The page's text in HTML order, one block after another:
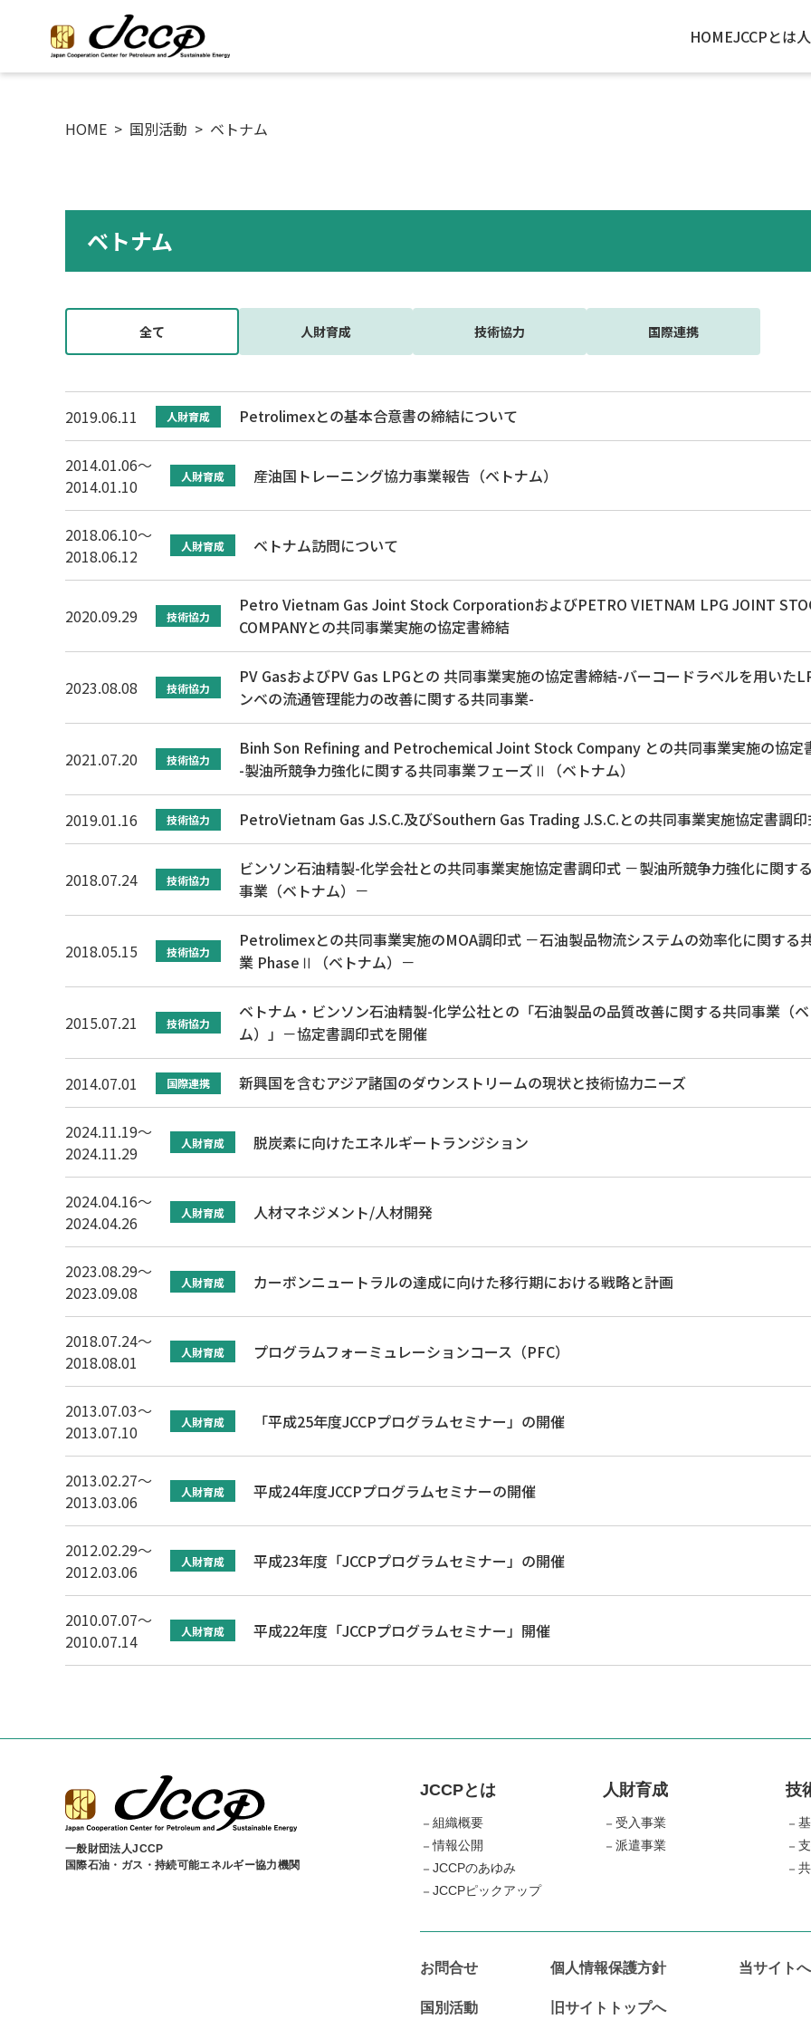
HOMEJCCPとは
HOME > 国別活動 > ベトナム
ベトナム
全て 人財育成 技術協力 国際連携
2019.06.11 人財育成 Petrolimexとの基本合意書の締結について
2014.01.06～
2014.01.10
人財育成 産油国トレーニング協力事業報告（ベトナム）
2018.06.10～
2018.06.12
人財育成 ベトナム訪問について
2020.09.29 技術協力
Petro Vietnam Gas Joint Stock CorporationおよびPETRO VIETNAM LPG JOINT
COMPANYとの共同事業実施の協定書締結
2023.08.08 技術協力
PV GasおよびPV Gas LPGとの 共同事業実施の協定書締結-バーコードラベルを用いた
ンベの流通管理能力の改善に関する共同事業-
2021.07.20 技術協力
Binh Son Refining and Petrochemical Joint Stock Company との共同事業実施の協定
-製油所競争力強化に関する共同事業フェーズⅡ（ベトナム）
2019.01.16 技術協力 PetroVietnam Gas J.S.C.及びSouthern Gas Trading J.S.C.との共同事業実施協定書調
2018.07.24 技術協力
ビンソン石油精製-化学会社との共同事業実施協定書調印式 －製油所競争力強化に関す
事業（ベトナム）－
2018.05.15 技術協力
Petrolimexとの共同事業実施のMOA調印式 －石油製品物流システムの効率化に関する
業 PhaseⅡ（ベトナム）－
2015.07.21 技術協力
ベトナム・ビンソン石油精製-化学公社との「石油製品の品質改善に関する共同事業（
ム）」－協定書調印式を開催
2014.07.01 国際連携 新興国を含むアジア諸国のダウンストリームの現状と技術協力ニーズ
2024.11.19～
2024.11.29
人財育成 脱炭素に向けたエネルギートランジション
2024.04.16～
2024.04.26
人財育成 人材マネジメント/人材開発
2023.08.29～
2023.09.08
人財育成 カーボンニュートラルの達成に向けた移行期における戦略と計画
2018.07.24～
2018.08.01
人財育成 プログラムフォーミュレーションコース（PFC）
2013.07.03～
2013.07.10
人財育成 「平成25年度JCCPプログラムセミナー」の開催
2013.02.27～
2013.03.06
人財育成 平成24年度JCCPプログラムセミナーの開催
2012.02.29～
2012.03.06
人財育成 平成23年度「JCCPプログラムセミナー」の開催
2010.07.07～
2010.07.14
人財育成 平成22年度「JCCPプログラムセミナー」開催
一般財団法人JCCP
国際石油・ガス・持続可能エネルギー協力機関
JCCPとは
組織概要
情報公開
JCCPのあゆみ
JCCPピックアップ
人財育成
受入事業
派遣事業
技
お問合せ 個人情報保護方針 当サイト
国別活動 旧サイトトップへ